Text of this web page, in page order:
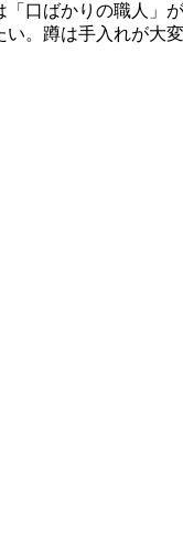
口ばかりの職人」
。蹲は手入れが大